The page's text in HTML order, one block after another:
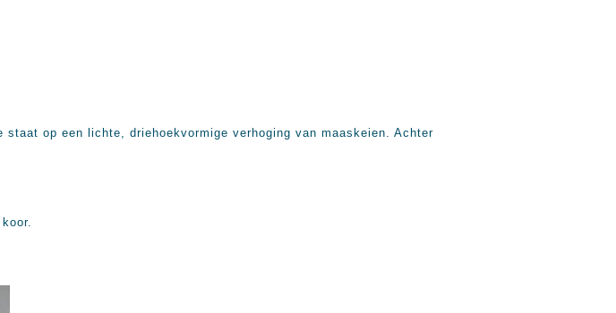
op een lichte, driehoekvormige verhoging van maaskeien. Achter